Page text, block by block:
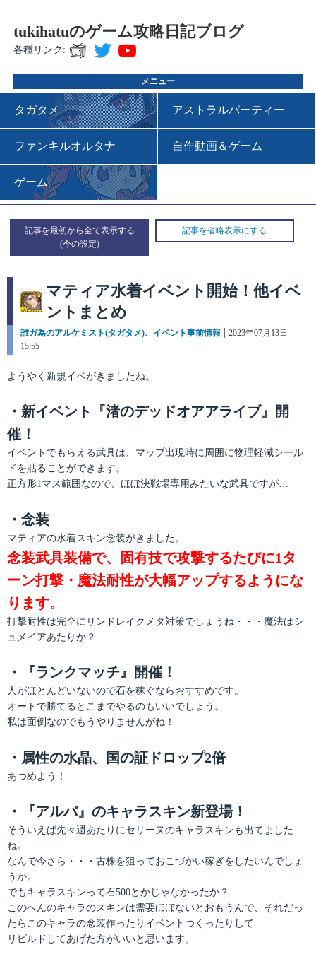
tukihatuのゲーム攻略日記ブログ
各種リンク:
メニュー
タガタメ アストラルパーティー
ファンキルオルタナ 自作動画＆ゲーム
ゲーム
記事を最初から全て表示する 記事を省略表示にする
マティア水着イベント開始！他イベ
ントまとめ
カ
テ
リ
誰ガ為のアルケミスト(タガタメ)、 イベント事前情報
投
2023年07月13日
15:55
ようやく新規イベがきましたね。
・新イベント『渚のデッドオアアライブ』開
催！
イベントでもらえる武具は、マップ出現時に周囲に物理軽減シール
ドを貼ることができます。
正方形1マス範囲なので、ほぼ決戦場専用みたいな武具ですが…
・念装
マティアの水着スキン念装がきました。
念装武具装備で、固有技で攻撃するたびに1タ
ーン打撃・魔法耐性が大幅アップするようにな
ります。
打撃耐性は完全にリンドレイクメタ対策でしょうね・・・魔法はシ
ュメイアあたりか？
・『ランクマッチ』開催！
人がほとんどいないので石を稼ぐならおすすめです。
オートで勝てるとこまでやるのもいいでしょう。
私は面倒なのでもうやりませんがね！
・属性の水晶、国の証ドロップ2倍
あつめよう！
・『アルバ』のキャラスキン新登場！
そういえば先々週あたりにセリーヌのキャラスキンも出てました
ね。
なんで今さら・・・古株を狙っておこづかい稼ぎをしたいんでしょ
うか。
でもキャラスキンって石500とかじゃなかったか？
このへんのキャラのスキンは需要ほぼないとおもうんで、それだっ
たらこのキャラの念装作ったりイベントつくったりして
リビルドしてあげた方がいいと思います。